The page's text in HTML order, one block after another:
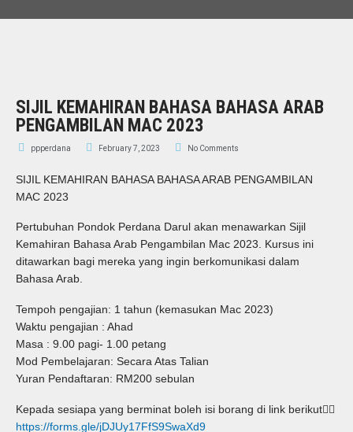
SIJIL KEMAHIRAN BAHASA BAHASA ARAB
PENGAMBILAN MAC 2023
ppperdana February 7, 2023 No Comments
SIJIL KEMAHIRAN BAHASA BAHASA ARAB PENGAMBILAN
MAC 2023
Pertubuhan Pondok Perdana Darul akan menawarkan Sijil
Kemahiran Bahasa Arab Pengambilan Mac 2023. Kursus ini
ditawarkan bagi mereka yang ingin berkomunikasi dalam
Bahasa Arab.
Tempoh pengajian: 1 tahun (kemasukan Mac 2023)
Waktu pengajian : Ahad
Masa : 9.00 pagi- 1.00 petang
Mod Pembelajaran: Secara Atas Talian
Yuran Pendaftaran: RM200 sebulan
Kepada sesiapa yang berminat boleh isi borang di link berikut👇🏻
https://forms.gle/jDJUy17FfS9SwaXd9